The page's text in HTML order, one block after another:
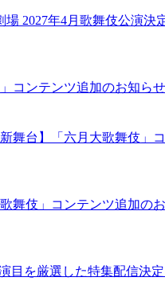
2027年4月歌舞伎公演決
コンテンツ追加のお知らせ
新舞台】「六月大歌舞伎」
舞伎」コンテンツ追加の
目を厳選した特集配信決定